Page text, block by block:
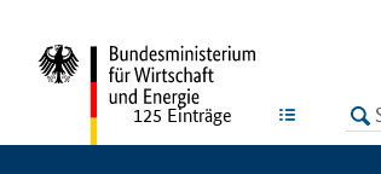
LISTE
125 Einträge